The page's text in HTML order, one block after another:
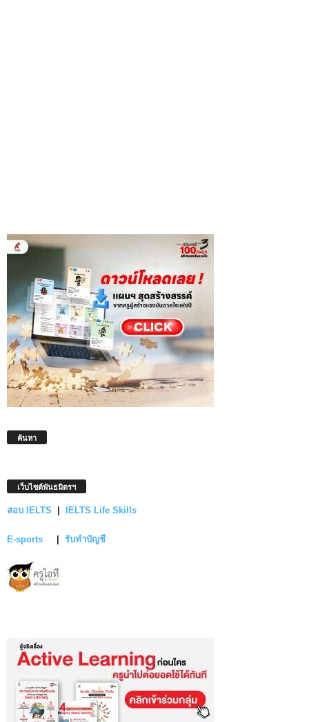
ค้นหา
เว็บไซต์พันธมิตรฯ
สอบ IELTS IELTS Life Skills
E-sports รับทำบัญชี